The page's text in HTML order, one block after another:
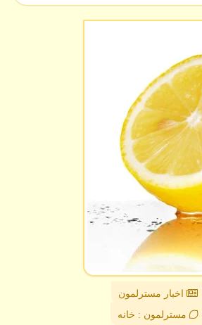
اخبار مسترلمون
مسترلمون : خانه